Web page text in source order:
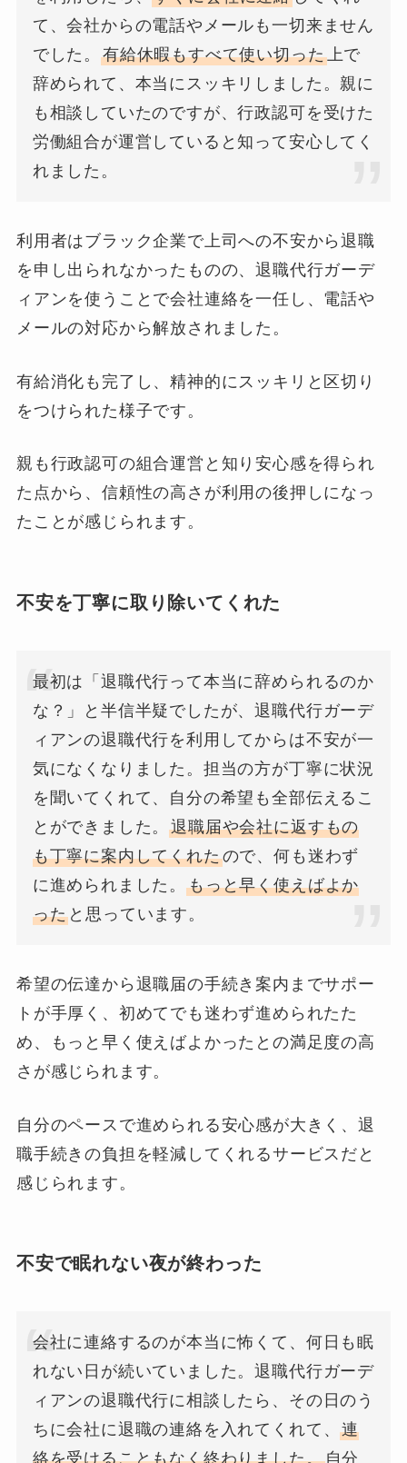
て、会社からの電話やメールも一切来ません
でした。有給休暇もすべて使い切った上で
辞められて、本当にスッキリしました。親に
も相談していたのですが、行政認可を受けた
労働組合が運営していると知って安心してく
れました。
利用者はブラック企業で上司への不安から退職
を申し出られなかったものの、退職代行ガーデ
ィアンを使うことで会社連絡を一任し、電話や
メールの対応から解放されました。
有給消化も完了し、精神的にスッキリと区切り
をつけられた様子です。
親も行政認可の組合運営と知り安心感を得られ
た点から、信頼性の高さが利用の後押しになっ
たことが感じられます。
不安を丁寧に取り除いてくれた
最初は「退職代行って本当に辞められるのか
な？」と半信半疑でしたが、退職代行ガーデ
ィアンの退職代行を利用してからは不安が一
気になくなりました。担当の方が丁寧に状況
を聞いてくれて、自分の希望も全部伝えるこ
とができました。退職届や会社に返すもの
も丁寧に案内してくれたので、何も迷わず
に進められました。もっと早く使えばよか
った と思っています。
希望の伝達から退職届の手続き案内までサポー
トが手厚く、初めてでも迷わず進められたた
め、もっと早く使えばよかったとの満足度の高
さが感じられます。
自分のペースで進められる安心感が大きく、退
職手続きの負担を軽減してくれるサービスだと
感じられます。
不安で眠れない夜が終わった
会社に連絡するのが本当に怖くて、何日も眠
れない日が続いていました。退職代行ガーデ
ィアンの退職代行に相談したら、その日のう
ちに会社に退職の連絡を入れてくれて、連
絡を受けることもなく終わりました。自分